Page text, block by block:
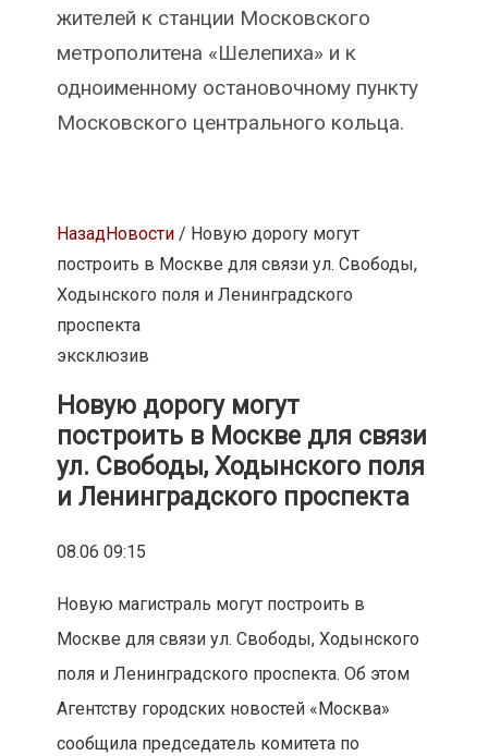
жителей к станции Московского
метрополитена «Шелепиха» и к
одноименному остановочному пункту
Московского центрального кольца.
НазадНовости/ Новую дорогу могут
построить в Москве для связи ул. Свободы,
Ходынского поля и Ленинградского
проспекта
эксклюзив
Новую дорогу могут
построить в Москве для связи
ул. Свободы, Ходынского поля
и Ленинградского проспекта
08.06 09:15
Новую магистраль могут построить в
Москве для связи ул. Свободы, Ходынского
поля и Ленинградского проспекта. Об этом
Агентству городских новостей «Москва»
сообщила председатель комитета по